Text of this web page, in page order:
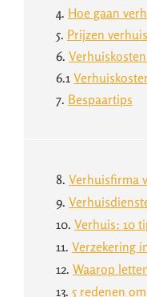
4. Hoe gaan
5. Prijzen
6.
6.1
7. Bespaartips
8. Verhuisfirma
9.
10. Verhuis: 10
11. Verzekering
12. Waarop
13. 5 redenen